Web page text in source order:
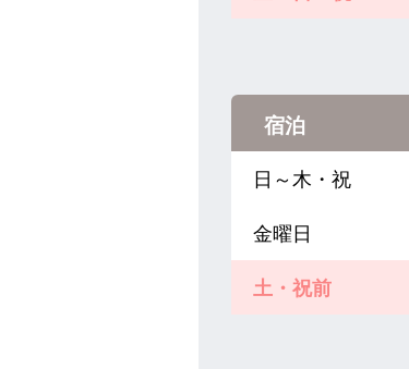
宿泊
日～木・祝
金曜日
土・祝前